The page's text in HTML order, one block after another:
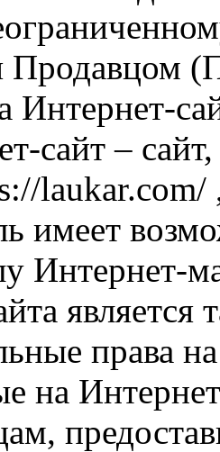
Интернет-
сайт –
laukar.com/
имеет
Интернет-
права
на